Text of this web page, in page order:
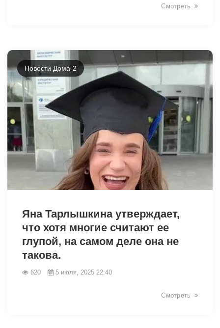
5923
Смотреть
Новости Дома-2
Яна Тарлышкина утверждает,
что хотя многие считают ее
глупой, на самом деле она не
такова.
620 5 июля, 2025 22:40
Смотреть